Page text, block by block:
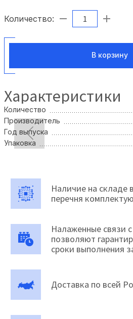
Количество:
В корзину
Характеристики
Количество
Производитель
Год выпуска
Упаковка
Наличие на складе
перечня
Налаженные связи
позволяют
сроки выполнения
Доставка по всей